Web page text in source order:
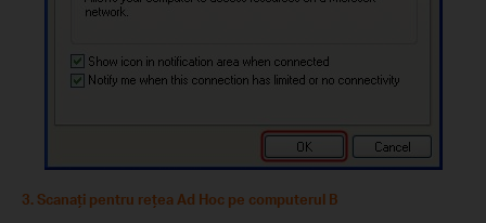
3. Scanaţi pentru reţea Ad Hoc pe computerul B